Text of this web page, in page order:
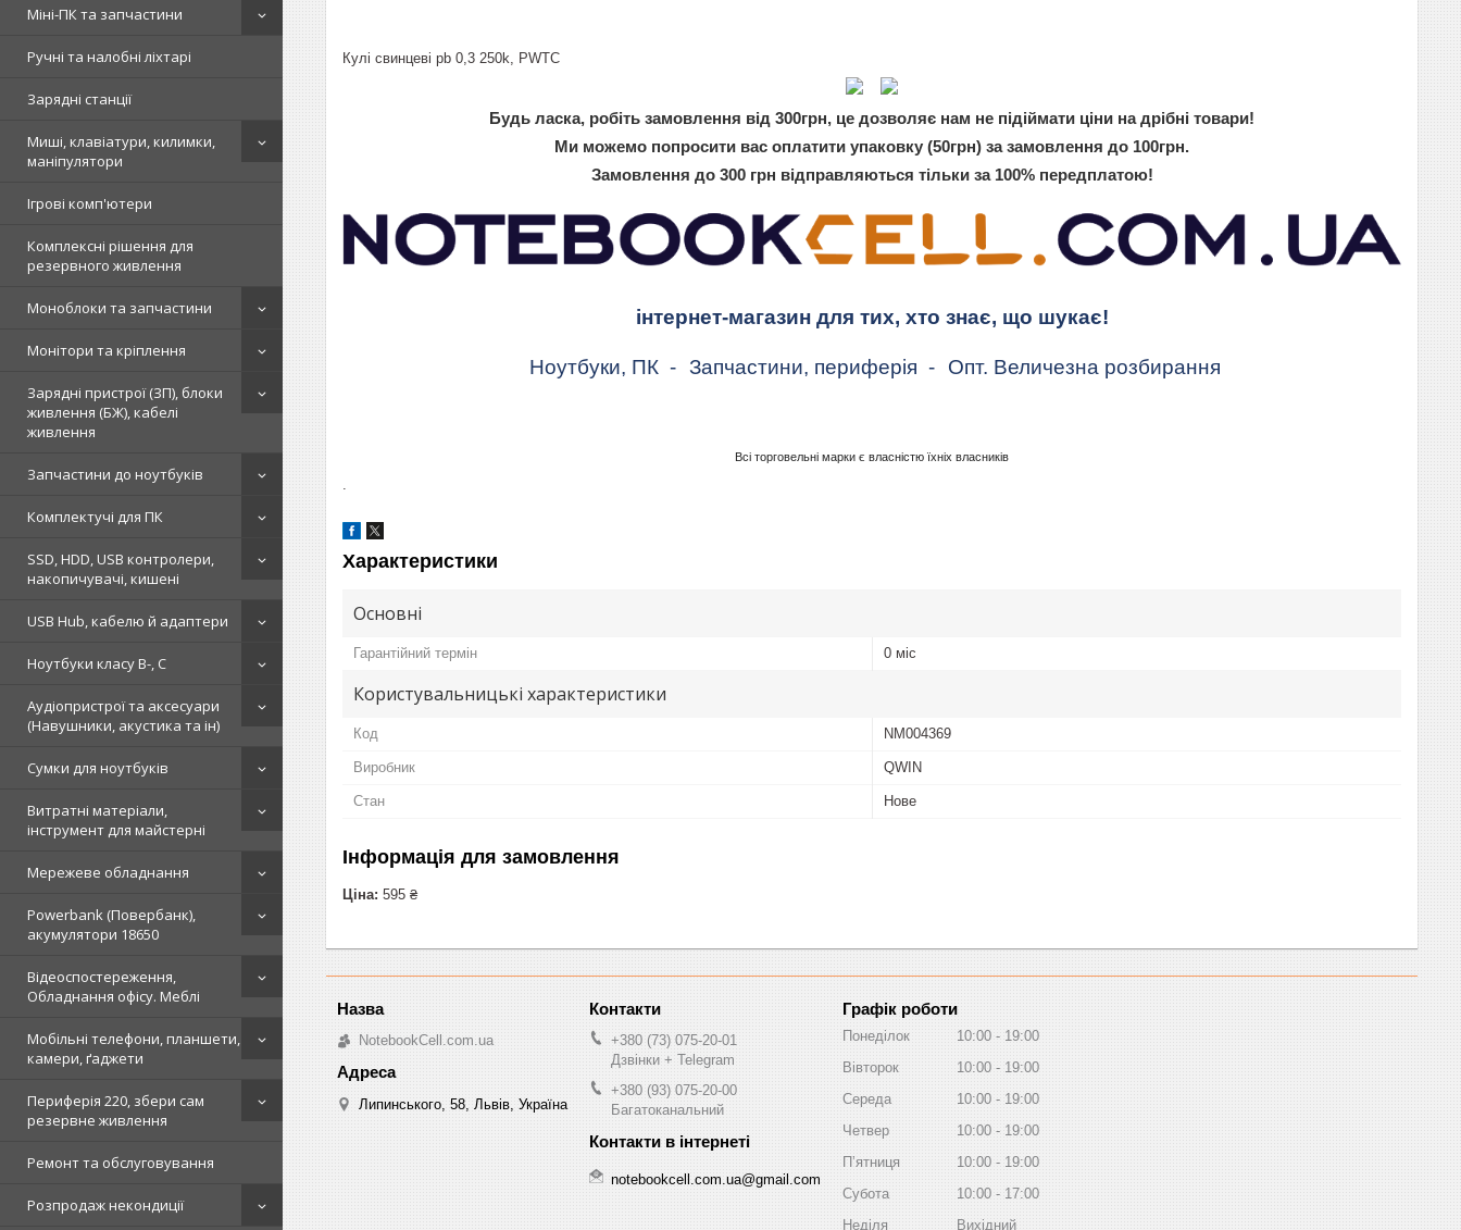
Міні-ПК та запчастини
Ручні та налобні ліхтарі
Зарядні станції
Миші, клавіатури, килимки,
маніпулятори
Ігрові комп'ютери
Комплексні рішення для
резервного живлення
Моноблоки та запчастини
Монітори та кріплення
Зарядні пристрої (ЗП), блоки
живлення (БЖ), кабелі
живлення
Запчастини до ноутбуків
Комплектучі для ПК
SSD, HDD, USB контролери,
накопичувачі, кишені
USB Hub, кабелю й адаптери
Ноутбуки класу B-, C
Аудіопристрої та аксесуари
(Навушники, акустика та ін)
Сумки для ноутбуків
Витратні матеріали,
інструмент для майстерні
Мережеве обладнання
Powerbank (Повербанк),
акумулятори 18650
Відеоспостереження,
Обладнання офісу. Меблі
Мобільні телефони, планшети,
камери, ґаджети
Периферія 220, збери сам
резервне живлення
Ремонт та обслуговування
Розпродаж некондиції
Кулі свинцеві pb 0,3 250k, PWTC
Будь ласка, робіть замовлення від 300грн, це дозволяє нам не підіймати ціни на дрібні товари!
Ми можемо попросити вас оплатити упаковку (50грн) за замовлення до 100грн.
Замовлення до 300 грн відправляються тільки за 100% передплатою!
інтернет-магазин для тих, хто знає, що шукає!
Ноутбуки, ПК - Запчастини, периферія - Опт. Величезна розбирання
Всі торговельні марки є власністю їхніх власників
.
Характеристики
Основні
Гарантійний термін 0 міс
Користувальницькі характеристики
Код NM004369
Виробник QWIN
Стан Нове
Інформація для замовлення
Ціна: 595 ₴
NotebookCell.com.ua
Липинського, 58, Львів, Україна
+380 (73) 075-20-01
Дзвінки + Telegram
+380 (93) 075-20-00
Багатоканальний
notebookcell.com.ua@gmail.com
Графік роботи
Понеділок 10:00
19:00
Вівторок
10:00
19:00
Середа
10:00
19:00
Четвер
10:00
19:00
Пʼятниця
10:00
19:00
Субота
10:00
17:00
Неділя
Вихідний